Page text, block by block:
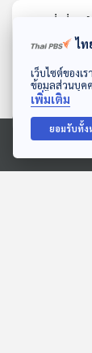
ดาวน์โหลด Thai
Ⓒ 2020 องค์การกระจา
ตอนที่เกี่ยวข้
ไท
เว็บไซต์ของเ
ข้อมูลส่วนบุค
เพิ่มเติม
ยอมรับทั้ง